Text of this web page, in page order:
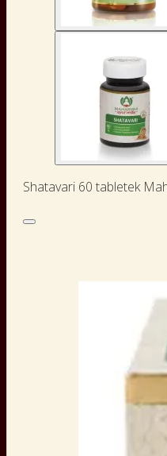
Shatavari 60 tabletek